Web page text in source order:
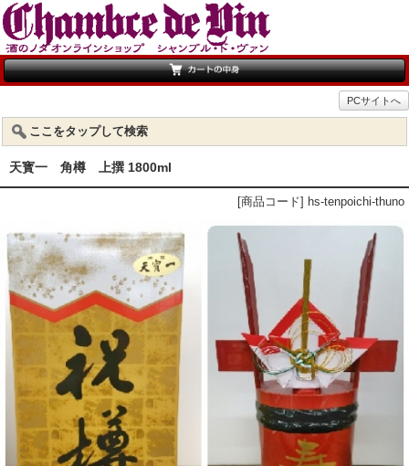
PCサイトへ
ここをタップして検索
天寳一 角樽 上撰 1800ml
[商品コード] hs-tenpoichi-thuno